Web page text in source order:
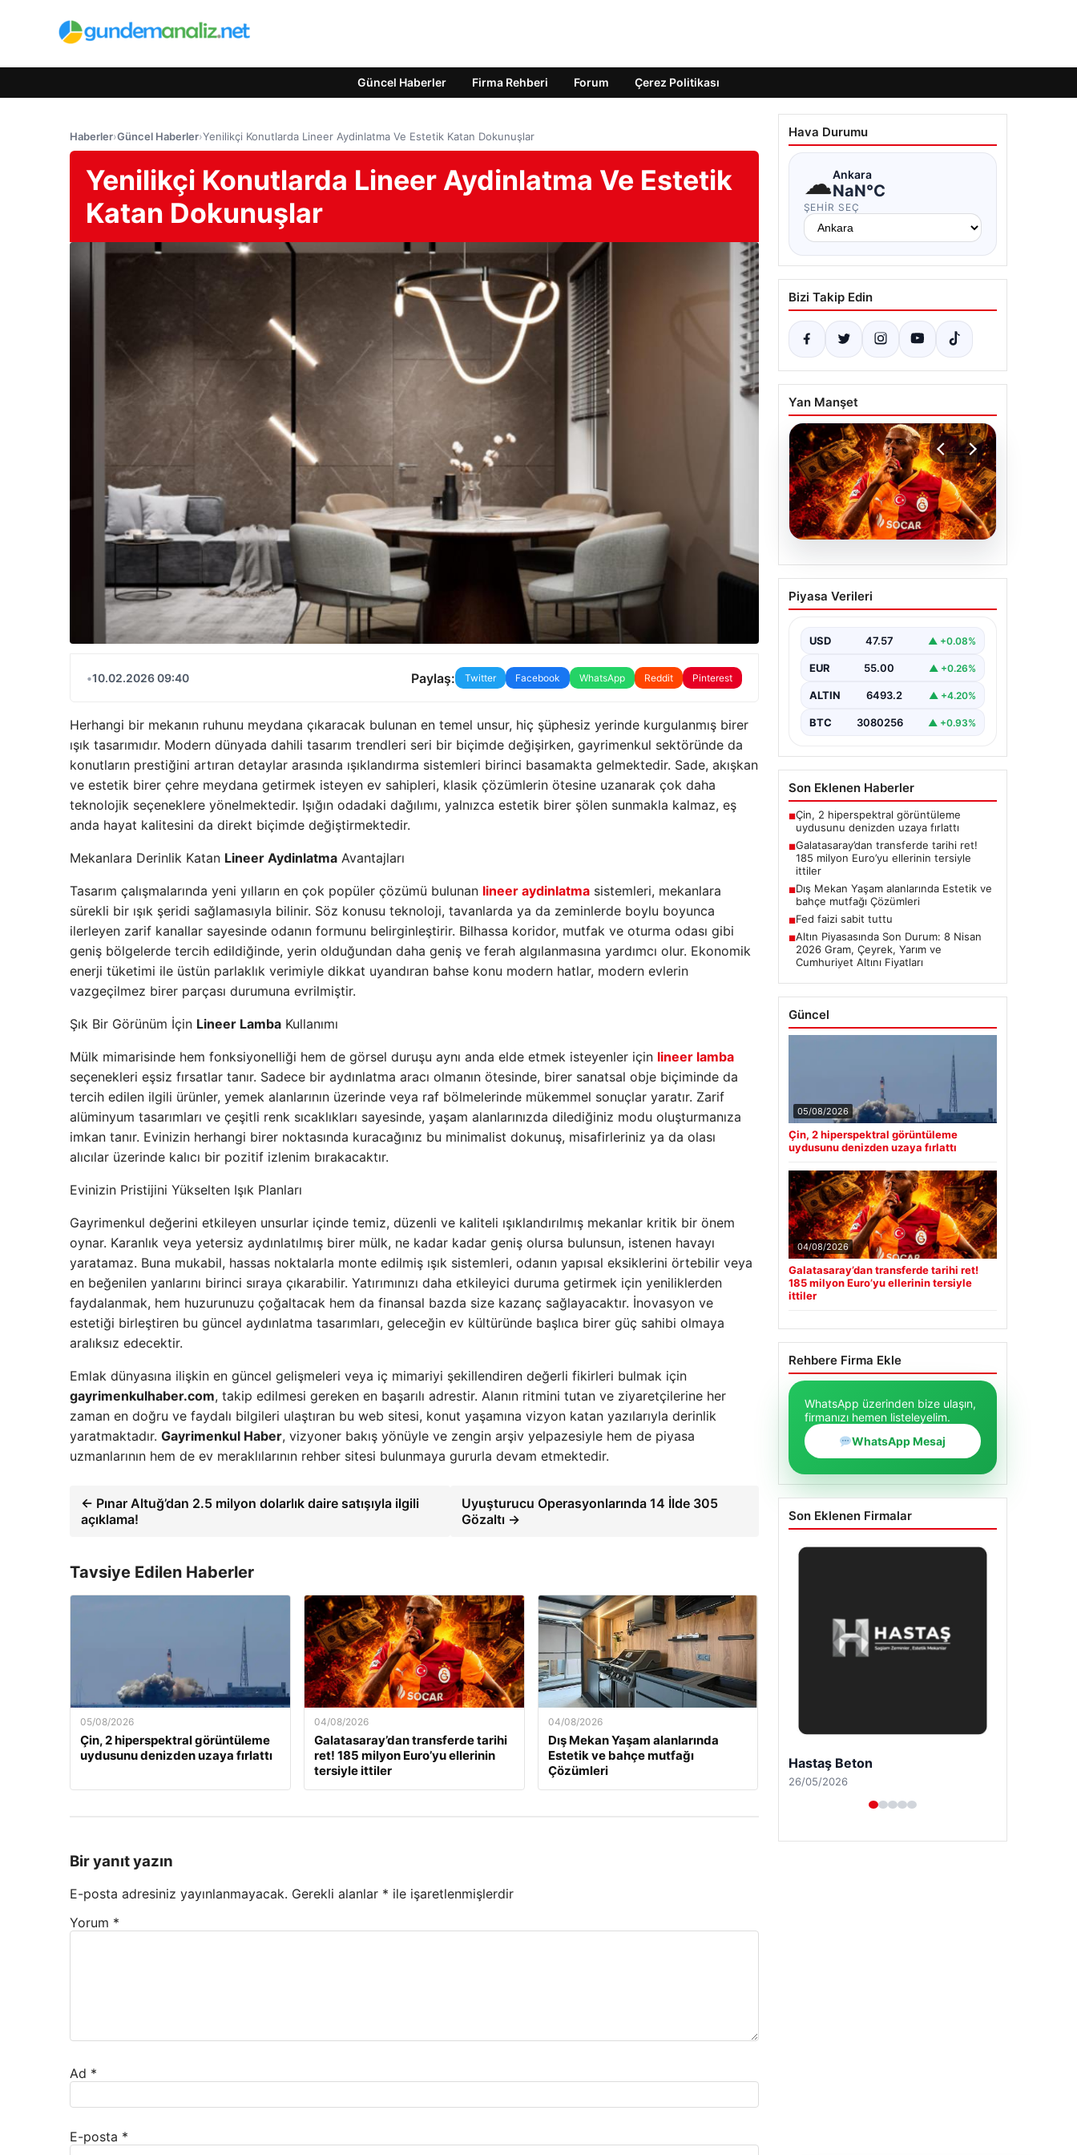
Güncel Haberler Firma Rehberi Forum Çerez Politikası
Haberler›Güncel Haberler›Yenilikçi Konutlarda Lineer Aydinlatma Ve Estetik Katan Dokunuşlar
Yenilikçi Konutlarda Lineer Aydinlatma Ve Estetik
Katan Dokunuşlar
•10.02.2026 09:40 Paylaş: Twitter Facebook WhatsApp Reddit Pinterest
Herhangi bir mekanın ruhunu meydana çıkaracak bulunan en temel unsur, hiç şüphesiz yerinde kurgulanmış birer
ışık tasarımıdır. Modern dünyada dahili tasarım trendleri seri bir biçimde değişirken, gayrimenkul sektöründe da
konutların prestiğini artıran detaylar arasında ışıklandırma sistemleri birinci basamakta gelmektedir. Sade, akışkan
ve estetik birer çehre meydana getirmek isteyen ev sahipleri, klasik çözümlerin ötesine uzanarak çok daha
teknolojik seçeneklere yönelmektedir. Işığın odadaki dağılımı, yalnızca estetik birer şölen sunmakla kalmaz, eş
anda hayat kalitesini da direkt biçimde değiştirmektedir.
Mekanlara Derinlik Katan Lineer Aydinlatma Avantajları
Tasarım çalışmalarında yeni yılların en çok popüler çözümü bulunan lineer aydinlatma sistemleri, mekanlara
sürekli bir ışık şeridi sağlamasıyla bilinir. Söz konusu teknoloji, tavanlarda ya da zeminlerde boylu boyunca
ilerleyen zarif kanallar sayesinde odanın formunu belirginleştirir. Bilhassa koridor, mutfak ve oturma odası gibi
geniş bölgelerde tercih edildiğinde, yerin olduğundan daha geniş ve ferah algılanmasına yardımcı olur. Ekonomik
enerji tüketimi ile üstün parlaklık verimiyle dikkat uyandıran bahse konu modern hatlar, modern evlerin
vazgeçilmez birer parçası durumuna evrilmiştir.
Şık Bir Görünüm İçin Lineer Lamba Kullanımı
Mülk mimarisinde hem fonksiyonelliği hem de görsel duruşu aynı anda elde etmek isteyenler için lineer lamba
seçenekleri eşsiz fırsatlar tanır. Sadece bir aydınlatma aracı olmanın ötesinde, birer sanatsal obje biçiminde da
tercih edilen ilgili ürünler, yemek alanlarının üzerinde veya raf bölmelerinde mükemmel sonuçlar yaratır. Zarif
alüminyum tasarımları ve çeşitli renk sıcaklıkları sayesinde, yaşam alanlarınızda dilediğiniz modu oluşturmanıza
imkan tanır. Evinizin herhangi birer noktasında kuracağınız bu minimalist dokunuş, misafirleriniz ya da olası
alıcılar üzerinde kalıcı bir pozitif izlenim bırakacaktır.
Evinizin Pristijini Yükselten Işık Planları
Gayrimenkul değerini etkileyen unsurlar içinde temiz, düzenli ve kaliteli ışıklandırılmış mekanlar kritik bir önem
oynar. Karanlık veya yetersiz aydınlatılmış birer mülk, ne kadar kadar geniş olursa bulunsun, istenen havayı
yaratamaz. Buna mukabil, hassas noktalarla monte edilmiş ışık sistemleri, odanın yapısal eksiklerini örtebilir veya
en beğenilen yanlarını birinci sıraya çıkarabilir. Yatırımınızı daha etkileyici duruma getirmek için yeniliklerden
faydalanmak, hem huzurunuzu çoğaltacak hem da finansal bazda size kazanç sağlayacaktır. İnovasyon ve
estetiği birleştiren bu güncel aydınlatma tasarımları, geleceğin ev kültüründe başlıca birer güç sahibi olmaya
aralıksız edecektir.
Emlak dünyasına ilişkin en güncel gelişmeleri veya iç mimariyi şekillendiren değerli fikirleri bulmak için
gayrimenkulhaber.com, takip edilmesi gereken en başarılı adrestir. Alanın ritmini tutan ve ziyaretçilerine her
zaman en doğru ve faydalı bilgileri ulaştıran bu web sitesi, konut yaşamına vizyon katan yazılarıyla derinlik
yaratmaktadır. Gayrimenkul Haber, vizyoner bakış yönüyle ve zengin arşiv yelpazesiyle hem de piyasa
uzmanlarının hem de ev meraklılarının rehber sitesi bulunmaya gururla devam etmektedir.
← Pınar Altuğ’dan 2.5 milyon dolarlık daire satışıyla ilgili
açıklama!
Uyuşturucu Operasyonlarında 14 İlde 305
Gözaltı →
Tavsiye Edilen Haberler
05/08/2026
Çin, 2 hiperspektral görüntüleme
uydusunu denizden uzaya fırlattı
04/08/2026
Galatasaray’dan transferde tarihi
ret! 185 milyon Euro’yu ellerinin
tersiyle ittiler
04/08/2026
Dış Mekan Yaşam alanlarında
Estetik ve bahçe mutfağı
Çözümleri
Bir yanıt yazın
E-posta adresiniz yayınlanmayacak. Gerekli alanlar * ile işaretlenmişlerdir
Yorum *
Ad *
E-posta *
Hava Durumu
☁Ankara
NaN°C
ŞEHIR SEÇ
Bizi Takip Edin
Yan Manşet
04.08.2026
Galatasaray’dan
transferde tarihi ret! 185
tersiyle ittiler
Piyasa Verileri
USD 47.57 ▲ +0.08%
EUR 55.00 ▲ +0.26%
ALTIN 6493.2 ▲ +4.20%
BTC 3080256 ▲ +0.93%
Son Eklenen Haberler
■Çin, 2 hiperspektral görüntüleme
uydusunu denizden uzaya fırlattı
■Galatasaray’dan transferde tarihi ret!
185 milyon Euro’yu ellerinin tersiyle
ittiler
■Dış Mekan Yaşam alanlarında Estetik ve
bahçe mutfağı Çözümleri
■Fed faizi sabit tuttu
■Altın Piyasasında Son Durum: 8 Nisan
2026 Gram, Çeyrek, Yarım ve
Cumhuriyet Altını Fiyatları
Güncel
05/08/2026
Çin, 2 hiperspektral görüntüleme
uydusunu denizden uzaya fırlattı
04/08/2026
Galatasaray’dan transferde tarihi ret!
185 milyon Euro’yu ellerinin tersiyle
ittiler
Rehbere Firma Ekle
WhatsApp üzerinden bize ulaşın,
firmanızı hemen listeleyelim.
WhatsApp Mesaj
Son Eklenen Firmalar
Hastaş Beton
26/05/2026